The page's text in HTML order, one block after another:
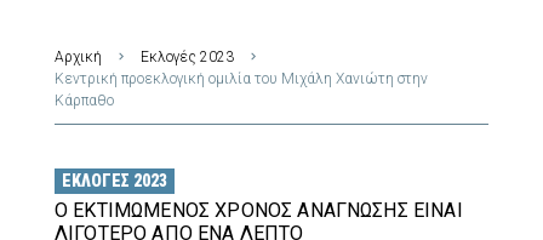
Αρχική
Εκλογές 2023
Κεντρική προεκλογική ομιλία του Μιχάλη Χανιώτη στην
Κάρπαθο
ΕΚΛΟΓΈΣ 2023
Ο ΕΚΤΙΜΏΜΕΝΟΣ ΧΡΌΝΟΣ ΑΝΆΓΝΩΣΗΣ ΕΊΝΑΙ
ΛΙΓΌΤΕΡΟ ΑΠΌ ΈΝΑ ΛΕΠΤΌ